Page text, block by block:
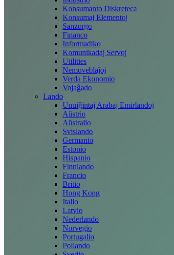
Konsumanto Diskreteca
Konsumaj Elementoj
Sanzorgo
Financo
Informadiko
Komunikadaj Servoj
Utilities
Nemoveblaĵoj
Verda Ekonomio
Vojaĝado
Lando
Unuiĝintaj Arabaj Emirlandoj
Aŭstrio
Aŭstralio
Svislando
Germanio
Estonio
Hispanio
Finnlando
Francio
Britio
Hong Kong
Italio
Latvio
Nederlando
Norvegio
Portugalio
Pollando